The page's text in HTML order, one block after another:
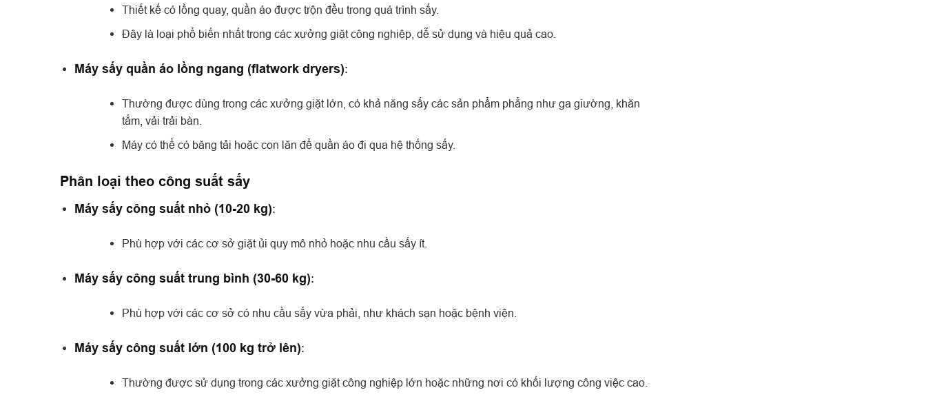
Thiết kế có lồng quay, quần áo được trộn đều trong quá trình sấy.
Đây là loại phổ biến nhất trong các xưởng giặt công nghiệp, dễ sử dụng và hiệu quả cao.
Máy sấy quần áo lồng ngang (flatwork dryers):
Thường được dùng trong các xưởng giặt lớn, có khả năng sấy các sản phẩm phẳng như ga giường, khăn
tắm, vải trải bàn.
Máy có thể có băng tải hoặc con lăn để quần áo đi qua hệ thống sấy.
Phân loại theo công suất sấy
Máy sấy công suất nhỏ (10-20 kg):
Phù hợp với các cơ sở giặt ủi quy mô nhỏ hoặc nhu cầu sấy ít.
Máy sấy công suất trung bình (30-60 kg):
Phù hợp với các cơ sở có nhu cầu sấy vừa phải, như khách sạn hoặc bệnh viện.
Máy sấy công suất lớn (100 kg trở lên):
Thường được sử dụng trong các xưởng giặt công nghiệp lớn hoặc những nơi có khối lượng công việc cao.